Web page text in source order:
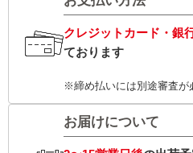
クレジットカード・銀
ております
※締め払いには別途審査が
お届けについて